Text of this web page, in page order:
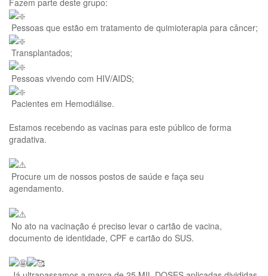
Pessoas que estão em tratamento de quimioterapia para câncer;
Transplantados;
Pessoas vivendo com HIV/AIDS;
Pacientes em Hemodiálise.
Estamos recebendo as vacinas para este público de forma
gradativa.
Procure um de nossos postos de saúde e faça seu
agendamento.
No ato na vacinação é preciso levar o cartão de vacina,
documento de identidade, CPF e cartão do SUS.